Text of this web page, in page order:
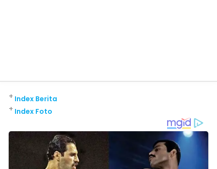
Index Berita
+
Index Foto
+